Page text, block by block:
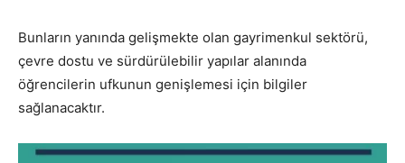
Bunların yanında gelişmekte olan gayrimenkul sektörü,
çevre dostu ve sürdürülebilir yapılar alanında
öğrencilerin ufkunun genişlemesi için bilgiler
sağlanacaktır.